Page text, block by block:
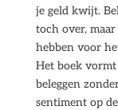
je geld kwijt.
toch over,
hebben voor
Het boek
beleggen
sentiment op